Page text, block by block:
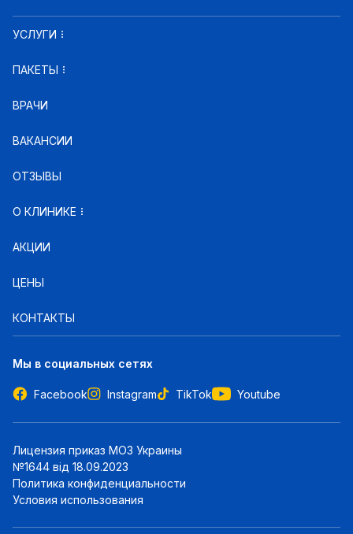
УСЛУГИ
ПАКЕТЫ
ВРАЧИ
ВАКАНСИИ
ОТЗЫВЫ
О КЛИНИКЕ
АКЦИИ
ЦЕНЫ
КОНТАКТЫ
Мы в социальных сетях
Facebook Instagram TikTok Youtube
Лицензия приказ МОЗ Украины
№1644 від 18.09.2023
Политика конфиденциальности
Условия использования